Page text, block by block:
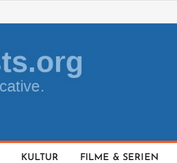
KULTUR FILME & SERIEN